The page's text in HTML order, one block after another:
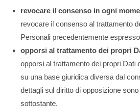
revocare il consenso in ogni
revocare il consenso al trattamento
Personali precedentemente
opporsi al trattamento dei propri
opporsi al trattamento dei propri Dati
su una base giuridica diversa dal
dettagli sul diritto di opposizione
sottostante.